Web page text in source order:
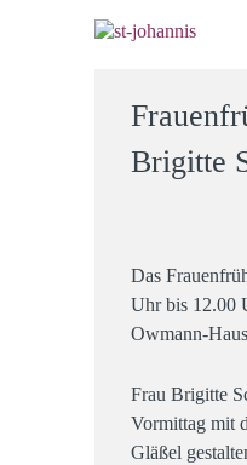
Brigitte
Das
Uhr bis 12.00
Owmann-
Frau Brigitte
Vormittag mit
Gläßel